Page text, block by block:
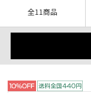
全11商品